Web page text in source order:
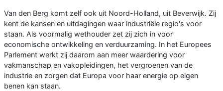
Van den Berg komt zelf ook uit Noord-Holland, uit Beverwijk. Zij
kent de kansen en uitdagingen waar industriële regio's voor
staan. Als voormalig wethouder zet zij zich in voor
economische ontwikkeling en verduurzaming. In het Europees
Parlement werkt zij daarom aan meer waardering voor
vakmanschap en vakopleidingen, het vergroenen van de
industrie en zorgen dat Europa voor haar energie op eigen
benen kan staan.